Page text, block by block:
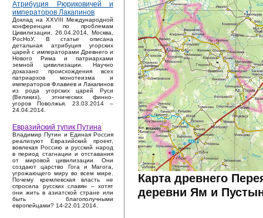
Атрибуция Рюриковичей и
императоров Лакапинов
Доклад на XXVIII Международной
конференции по проблемам
Цивилизации, 26.04.2014, Москва,
РосНоУ. В статье описана
детальная атрибуция угорских
царей с императорами Древнего и
Нового Рима и патриархами
земной цивилизации. Научно
доказано происхождения всех
патриархов монотеизма и
императоров Флавиев и Лакапинов
из рода угорских царей Руси
(Великих), этнических финно-
угоров Поволжья. 23.03.2014 –
24.04.2014.
Евразийский тупик Путина
Владимир Путин и Единая Россия
реализуют Евразийский проект,
вовлекая Россию и русский народ
в период стагнации и отставания
от мировой цивилизации. Они
создают царство Гога и Магога,
угрожающего миру во всем мире.
Почему кремлевская власть не
спросила русских славян – хотят
они жить в азиатской стране или
быть благополучными
европейцами? 14-22.01.2014.
Карта древнего
деревни Ям и